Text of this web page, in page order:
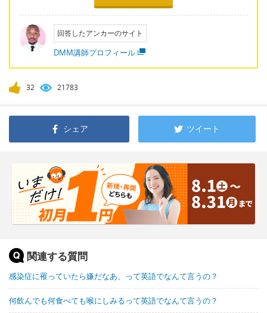
回答したアンカーのサイト
DMM講師プロフィール
32 21783
シェア ツイート
関連する質問
感染症に罹っていたら嫌だなあ、って英語でなんて言うの？
何飲んでも何食べても喉にしみるって英語でなんて言うの？